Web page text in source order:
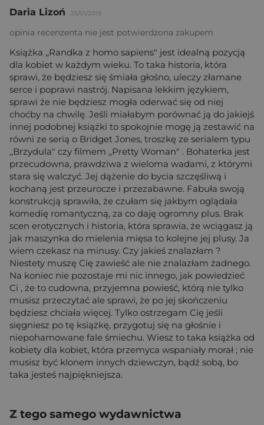
Daria Lizoń 25/01/2019
opinia recenzenta nie jest potwierdzona zakupem
Książka ,,Randka z homo sapiens" jest idealną pozycją
dla kobiet w każdym wieku. To taka historia, która
sprawi, że będziesz się śmiała głośno, uleczy złamane
serce i poprawi nastrój. Napisana lekkim językiem,
sprawi że nie będziesz mogła oderwać się od niej
choćby na chwilę. Jeśli miałabym porównać ją do jakiejś
innej podobnej książki to spokojnie mogę ją zestawić na
równi ze serią o Bridget Jones, troszkę ze serialem typu
,,Brzydula" czy filmem ,,Pretty Woman" . Bohaterka jest
przecudowna, prawdziwa z wieloma wadami, z którymi
stara się walczyć. Jej dążenie do bycia szczęśliwą i
kochaną jest przeurocze i przezabawne. Fabuła swoją
konstrukcją sprawiła, że czułam się jakbym oglądała
komedię romantyczną, za co daję ogromny plus. Brak
scen erotycznych i historia, która sprawia, że wciągasz ją
jak maszynka do mielenia mięsa to kolejne jej plusy. Ja
wiem czekasz na minusy. Czy jakieś znalazłam ?
Niestety muszę Cię zawieść ale nie znalazłam żadnego.
Na koniec nie pozostaje mi nic innego, jak powiedzieć
Ci , że to cudowna, przyjemna powieść, którą nie tylko
musisz przeczytać ale sprawi, że po jej skończeniu
będziesz chciała więcej. Tylko ostrzegam Cię jeśli
sięgniesz po tę książkę, przygotuj się na głośnie i
niepohamowane fale śmiechu. Wiesz to taka książka od
kobiety dla kobiet, która przemyca wspaniały morał ; nie
musisz być klonem innych dziewczyn, bądź sobą, bo
taka jesteś najpiękniejsza.
Z tego samego wydawnictwa